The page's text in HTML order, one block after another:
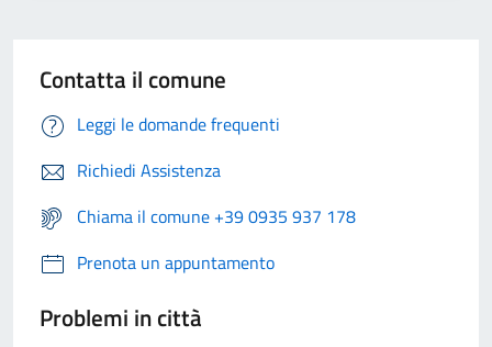
Contatta il comune
Leggi le domande frequenti
Richiedi Assistenza
Chiama il comune +39 0935 937 178
Prenota un appuntamento
Problemi in città